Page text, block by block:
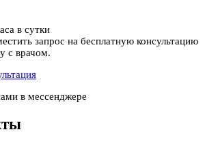
в сутки
запрос на бесплатную консультацию
с врачом.
в мессенджере